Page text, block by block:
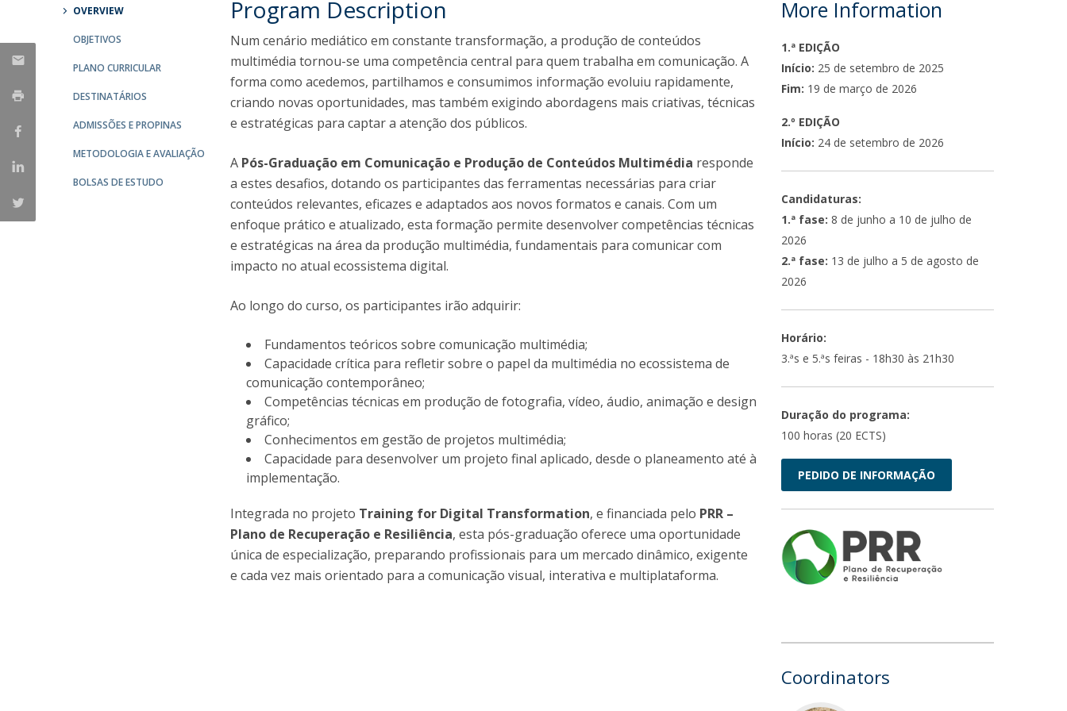
MYFCH PhDs
Católica Research Centre for Psychological, Family and
Social Wellbeing
OVERVIEW
OBJETIVOS
PLANO CURRICULAR
DESTINATÁRIOS
ADMISSÕES E PROPINAS
METODOLOGIA E AVALIAÇÃO
BOLSAS DE ESTUDO
Program Description
Num cenário mediático em constante transformação, a produção de conteúdos
multimédia tornou-se uma competência central para quem trabalha em comunicação. A
forma como acedemos, partilhamos e consumimos informação evoluiu rapidamente,
criando novas oportunidades, mas também exigindo abordagens mais criativas, técnicas
e estratégicas para captar a atenção dos públicos.
A Pós-Graduação em Comunicação e Produção de Conteúdos Multimédia responde
a estes desafios, dotando os participantes das ferramentas necessárias para criar
conteúdos relevantes, eficazes e adaptados aos novos formatos e canais. Com um
enfoque prático e atualizado, esta formação permite desenvolver competências técnicas
e estratégicas na área da produção multimédia, fundamentais para comunicar com
impacto no atual ecossistema digital.
Ao longo do curso, os participantes irão adquirir:
Fundamentos teóricos sobre comunicação multimédia;
Capacidade crítica para refletir sobre o papel da multimédia no ecossistema de
comunicação contemporâneo;
Competências técnicas em produção de fotografia, vídeo, áudio, animação e design
gráfico;
Conhecimentos em gestão de projetos multimédia;
Capacidade para desenvolver um projeto final aplicado, desde o planeamento até à
implementação.
Integrada no projeto Training for Digital Transformation, e financiada pelo PRR –
Plano de Recuperação e Resiliência, esta pós-graduação oferece uma oportunidade
única de especialização, preparando profissionais para um mercado dinâmico, exigente
e cada vez mais orientado para a comunicação visual, interativa e multiplataforma.
More Information
1.ª EDIÇÃO
Início: 25 de setembro de 2025
Fim: 19 de março de 2026
2.º EDIÇÃO
Início: 24 de setembro de 2026
Candidaturas:
1.ª fase:8 de junho a 10 de julho de
2026
2.ª fase: 13 de julho a 5 de agosto de
2026
Horário:
3.ªs e 5.ªs feiras - 18h30 às 21h30
Duração do programa:
100 horas (20 ECTS)
PEDIDO DE INFORMAÇÃO
Coordinators